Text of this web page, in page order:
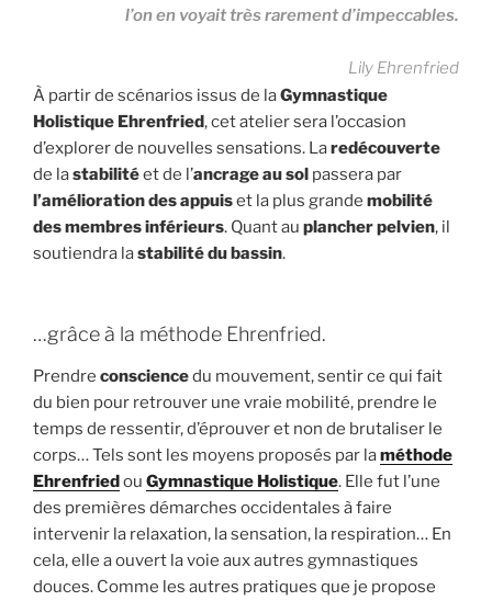
l’on en voyait très rarement d’impeccables.
Lily Ehrenfried
À partir de scénarios issus de laGymnastique
Holistique Ehrenfried, cet atelier sera l’occasion
d’explorer de nouvelles sensations. Laredécouverte
de lastabilitéet de l’ancrage au sol passera par
l’amélioration des appuiset la plus grande mobilité
des membres inférieurs. Quant au plancher pelvien, il
soutiendra lastabilité du bassin.
…grâce à la méthode Ehrenfried.
Prendre consciencedu mouvement, sentir ce qui fait
du bien pour retrouver une vraie mobilité, prendre le
temps de ressentir, d’éprouver et non de brutaliser le
corps… Tels sont les moyens proposés par laméthode
Ehrenfriedou Gymnastique Holistique. Elle fut l’une
des premières démarches occidentales à faire
intervenir la relaxation, la sensation, la respiration… En
cela, elle a ouvert la voie aux autres gymnastiques
douces. Comme les autres pratiques que je propose